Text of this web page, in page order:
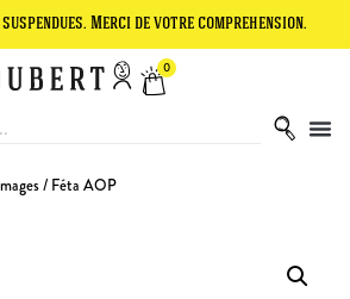
Merci de votre compréhension. Le site
0
/ Féta AOP